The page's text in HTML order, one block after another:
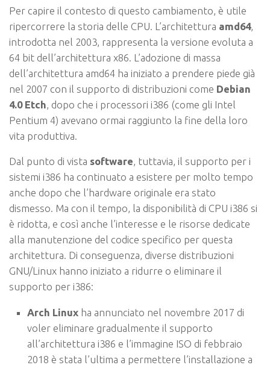
Per capire il contesto di questo cambiamento, è utile
ripercorrere la storia delle CPU. L’architettura amd64,
introdotta nel 2003, rappresenta la versione evoluta a
64 bit dell’architettura x86. L’adozione di massa
dell’architettura amd64 ha iniziato a prendere piede già
nel 2007 con il supporto di distribuzioni come Debian
4.0 Etch , dopo che i processori i386 (come gli Intel
Pentium 4) avevano ormai raggiunto la fine della loro
vita produttiva.
Dal punto di vista software, tuttavia, il supporto per i
sistemi i386 ha continuato a esistere per molto tempo
anche dopo che l’hardware originale era stato
dismesso. Ma con il tempo, la disponibilità di CPU i386 si
è ridotta, e così anche l’interesse e le risorse dedicate
alla manutenzione del codice specifico per questa
architettura. Di conseguenza, diverse distribuzioni
GNU/Linux hanno iniziato a ridurre o eliminare il
supporto per i386:
Arch Linux ha annunciato nel novembre 2017 di
voler eliminare gradualmente il supporto
all’architettura i386 e l’immagine ISO di febbraio
2018 è stata l’ultima a permettere l’installazione a